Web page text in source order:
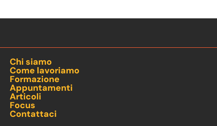
Chi siamo
Come lavoriamo
Formazione
Appuntamenti
Articoli
Focus
Contattaci